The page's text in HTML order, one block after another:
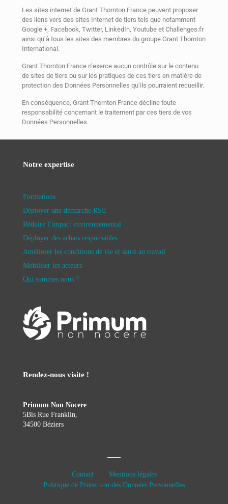
Les sites internet de Grant Thornton France peuvent proposer
des liens vers des sites Internet de tiers tels que notamment
Google +, Facebook, Twitter, LinkedIn, Youtube et Challenges.fr
ainsi qu’à tous les sites des membres du groupe Grant Thornton
International.
Grant Thornton France n’exerce aucun contrôle sur le contenu
de sites de tiers ou sur les pratiques de ces tiers en matière de
protection des Données Personnelles qu’ils pourraient recueillir.
En conséquence, Grant Thornton France décline toute
responsabilité concernant le traitement par ces tiers de vos
Données Personnelles.
Notre expertise
Formations
Déployer une démarche RSE
Réduire l’impact environnemental
Déployer des achats responsables
Améliorer les conditions de vie et santé au travail
Mobiliser les acteurs
Qui sommes nous ?
Rendez-nous visite !
Primum Non Nocere
5Bis Rue Franklin,
34500 Béziers
Contact
Mentions légales
Politique de Protection des Données Personnelles